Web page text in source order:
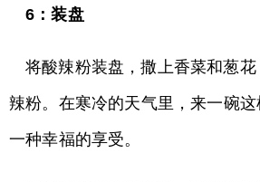
6：装盘
将酸辣粉装盘，撒上香菜和葱
辣粉。在寒冷的天气里，来一碗
一种幸福的享受。